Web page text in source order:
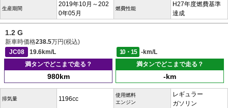
生産期間
2019年10月～202
0年05月
燃費性能
H27年度燃費基準
達成
1.2 G
新車時価格238.5万円(税込)
JC08
19.6km/L 10・15
-km/L
満タンでどこまで走る？
980km
満タンでどこまで走る？
-km
排気量 1196cc
使用燃料
エンジン
レギュラー
ガソリン